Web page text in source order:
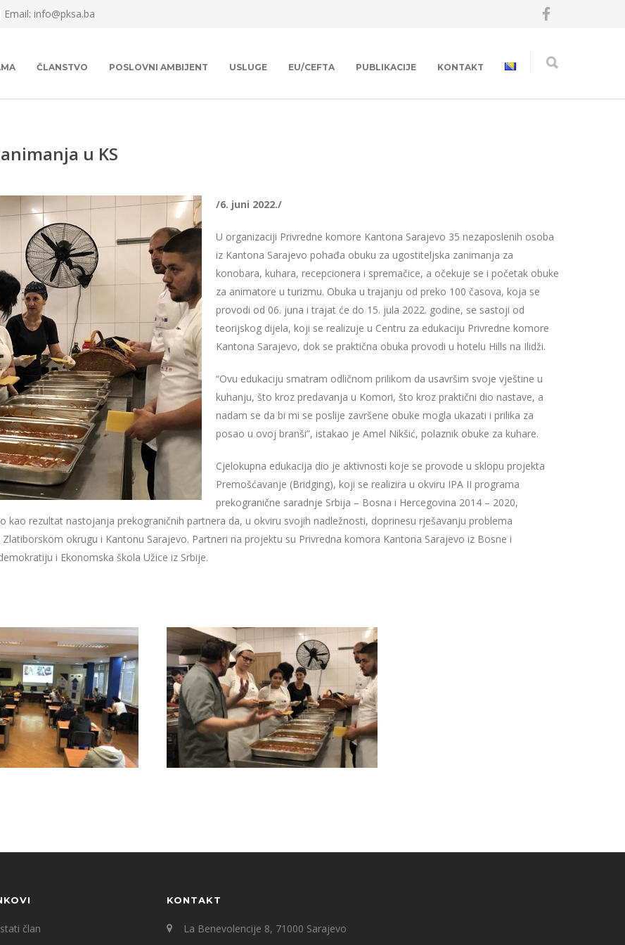
Email: info@pksa.ba
ČLANSTVO POSLOVNI AMBIJENT USLUGE EU/CEFTA PUBLIKACIJE KONTAKT
u KS
/6. juni 2022./
U organizaciji Privredne komore Kantona Sarajevo 35 nezaposlenih osoba
iz Kantona Sarajevo pohađa obuku za ugostiteljska zanimanja za
konobara, kuhara, recepcionera i spremačice, a očekuje se i početak obuke
za animatore u turizmu. Obuka u trajanju od preko 100 časova, koja se
provodi od 06. juna i trajat će do 15. jula 2022. godine, se sastoji od
teorijskog dijela, koji se realizuje u Centru za edukaciju Privredne komore
Kantona Sarajevo, dok se praktična obuka provodi u hotelu Hills na Ilidži.
“Ovu edukaciju smatram odličnom prilikom da usavršim svoje vještine u
kuhanju, što kroz predavanja u Komori, što kroz praktični dio nastave, a
nadam se da bi mi se poslije završene obuke mogla ukazati i prilika za
posao u ovoj branši”, istakao je Amel Nikšić, polaznik obuke za kuhare.
Cjelokupna edukacija dio je aktivnosti koje se provode u sklopu projekta
Premošćavanje (Bridging), koji se realizira u okviru IPA II programa
prekogranične saradnje Srbija – Bosna i Hercegovina 2014 – 2020,
kao rezultat nastojanja prekograničnih partnera da, u okviru svojih nadležnosti, doprinesu rješavanju problema
okrugu i Kantonu Sarajevo. Partneri na projektu su Privredna komora Kantona Sarajevo iz Bosne i
i Ekonomska škola Užice iz Srbije.
član
KONTAKT
La Benevolencije 8, 71000 Sarajevo